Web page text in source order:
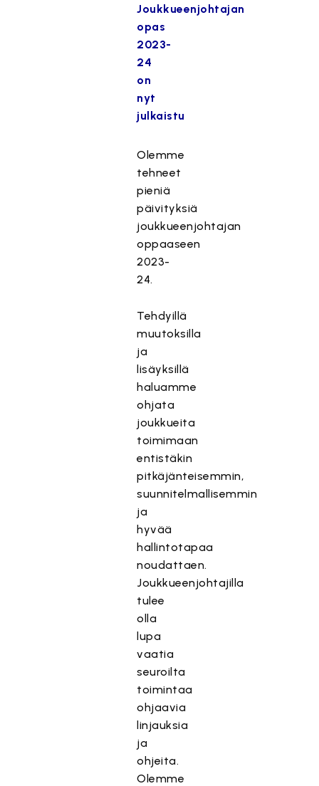
Joukkueenjohtajan
opas
2023-
24
on
nyt
julkaistu
Olemme
tehneet
pieniä
päivityksiä
joukkueenjohtajan
oppaaseen
2023-
24.
Tehdyillä
muutoksilla
ja
lisäyksillä
haluamme
ohjata
joukkueita
toimimaan
entistäkin
pitkäjänteisemmin,
suunnitelmallisemmin
ja
hyvää
hallintotapaa
noudattaen.
Joukkueenjohtajilla
tulee
olla
lupa
vaatia
seuroilta
toimintaa
ohjaavia
linjauksia
ja
ohjeita.
Olemme